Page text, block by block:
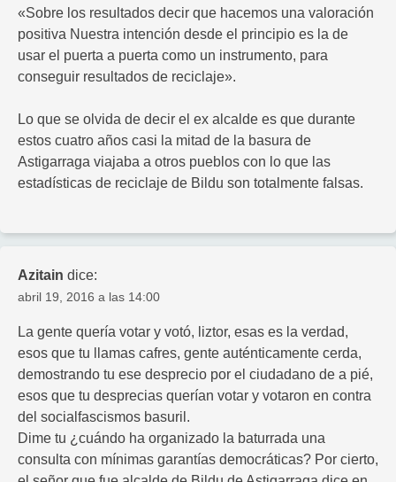
«Sobre los resultados decir que hacemos una valoración
positiva Nuestra intención desde el principio es la de
usar el puerta a puerta como un instrumento, para
conseguir resultados de reciclaje».
Lo que se olvida de decir el ex alcalde es que durante
estos cuatro años casi la mitad de la basura de
Astigarraga viajaba a otros pueblos con lo que las
estadísticas de reciclaje de Bildu son totalmente falsas.
Azitain dice:
abril 19, 2016 a las 14:00
La gente quería votar y votó, liztor, esas es la verdad,
esos que tu llamas cafres, gente auténticamente cerda,
demostrando tu ese desprecio por el ciudadano de a pié,
esos que tu desprecias querían votar y votaron en contra
del socialfascismos basuril.
Dime tu ¿cuándo ha organizado la baturrada una
consulta con mínimas garantías democráticas? Por cierto,